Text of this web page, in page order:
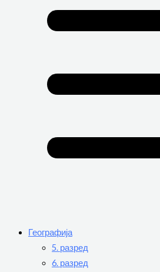
Географија
5. разред
6. разред